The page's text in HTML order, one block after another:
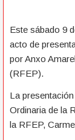
Este sábado 9
acto de
por Anxo
(RFEP).
La
Ordinaria de la
la RFEP,